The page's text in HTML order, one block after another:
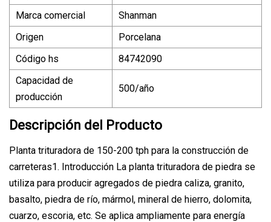
Marca comercial
Shanman
Origen
Porcelana
Código hs
84742090
Capacidad de
producción
500/año
Descripción del Producto
Planta trituradora de 150-200 tph para la construcción de
carreteras1. Introducción La planta trituradora de piedra se
utiliza para producir agregados de piedra caliza, granito,
basalto, piedra de río, mármol, mineral de hierro, dolomita,
cuarzo, escoria, etc. Se aplica ampliamente para energía